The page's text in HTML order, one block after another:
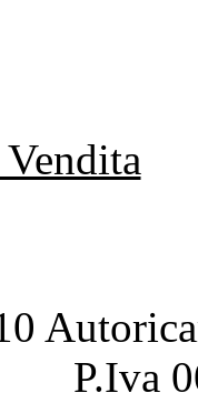
P.Iva